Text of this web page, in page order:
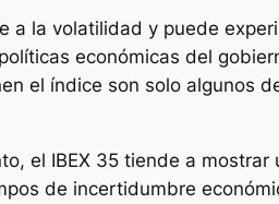
a la volatilidad y puede
económicas del
el índice son solo algunos
el IBEX 35 tiende a
de incertidumbre